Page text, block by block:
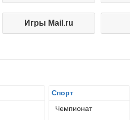
Игры Mail.ru
Спорт
Чемпионат